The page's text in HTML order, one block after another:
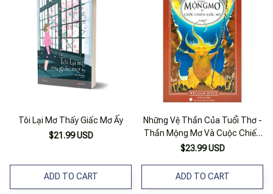
Tôi Lại Mơ Thấy Giấc Mơ Ấy
$21.99 USD
ADD TO CART
Những Vệ Thần Của Tuổi Thơ -
Thần Mộng Mơ Và Cuộc Chiến
Giấc Mơ
$23.99 USD
ADD TO CART